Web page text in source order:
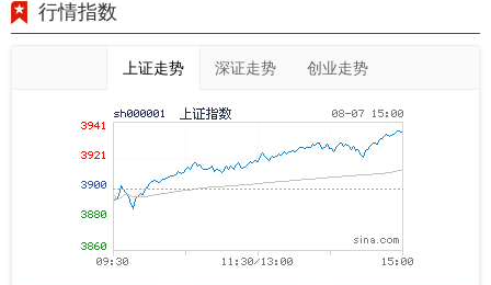
行情指数
上证走势 深证走势 创业走势